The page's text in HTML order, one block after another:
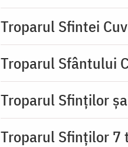
Troparul Sfintei
Troparul Sfântului
Troparul Sfinţilor
Troparul Sfinţilor 7